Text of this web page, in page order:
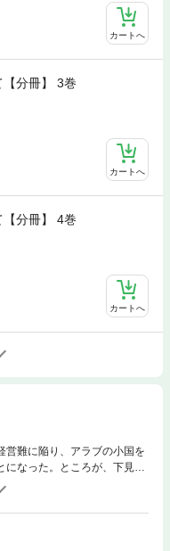
カートへ
分冊】 3巻
カートへ
分冊】 4巻
カートへ
営難に陥り、アラブの小国を
なった。ところが、下見に
の馬を調教したイサルトに
ただけでなく、病気の父を
く反発を覚え抗議する彼女に
放った――ここが僕のものに